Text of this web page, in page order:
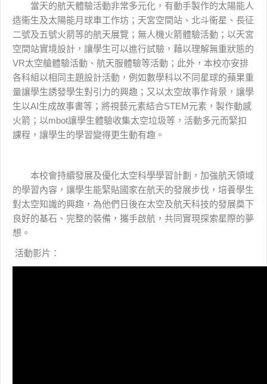
當天的航天體驗活動非常多元化，有動手製作的太陽能人
造衞生及太陽能月球車工作坊；天宮空間站、北斗衞星、長征
二號及五號火箭等的航天展覽；無人機火箭體驗活動；以天宮
空間站實境設計，讓學生可以進行試驗，藉以理解無重狀態的
VR太空艙體驗活動、航天服體驗等活動；此外，本校亦安排
各科組以相同主題設計活動，例如數學科以不同星球的蘋果重
量讓學生誘發學生對引力的興趣；又以太空故事作背景，讓學
生以AI生成故事書等；將視藝元素結合STEM元素，製作動感
火箭；以mbot讓學生體驗收集太空垃圾等，活動多元而緊扣
課程，讓學生的學習變得更生動有趣。
本校會持續發展及優化太空科學學習計劃，加強航天領域
的學習內容，讓學生能緊貼國家在航天的發展步伐，培養學生
對太空知識的興趣，為他們日後在太空及航天科技的發展奠下
良好的基石、完整的裝備，攜手啟航，共同實現探索星際的夢
想。
活動影片：